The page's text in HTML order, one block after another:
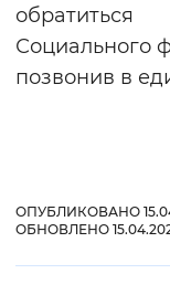
Социального
позвонив в
ОПУБЛИКОВАНО
ОБНОВЛЕНО